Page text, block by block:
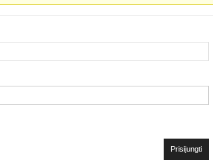
Prisijungti